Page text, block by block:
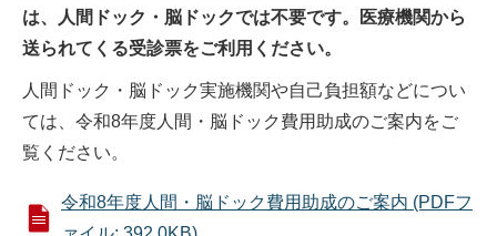
は、人間ドック・脳ドックでは不要です。医療機関から
送られてくる受診票をご利用ください。
人間ドック・脳ドック実施機関や自己負担額などについ
ては、令和8年度人間・脳ドック費用助成のご案内をご
覧ください。
令和8年度人間・脳ドック費用助成のご案内 (PDFフ